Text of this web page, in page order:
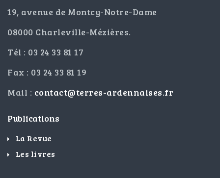
19, avenue de Montcy-Notre-Dame
08000 Charleville-Mézières.
Tél : 03 24 33 81 17
Fax : 03 24 33 81 19
Mail : contact@terres-ardennaises.fr
Publications
La Revue
Les livres